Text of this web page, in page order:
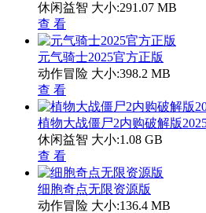
休闲益智 大小:291.07 MB
查 看
元气骑士2025官方正版
动作冒险 大小:398.2 MB
查 看
植物大战僵尸2内购破解版
休闲益智 大小:1.08 GB
查 看
细胞奇点无限资源版
动作冒险 大小:136.4 MB